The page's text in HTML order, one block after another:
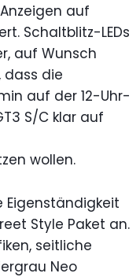
auf
Schaltblitz-LEDs
auf Wunsch
dass die
auf der 12-Uhr-
S/C klar auf
wollen.
Eigenständigkeit
Style Paket an.
seitliche
Neo